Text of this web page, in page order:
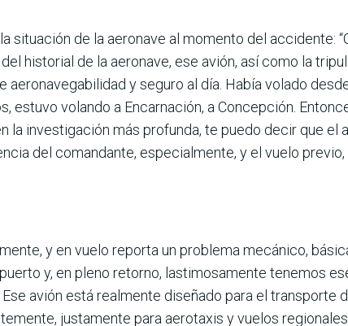
situación de la aeronave al momento del accidente:
historial de la aeronave, ese avión, así como la
y seguro al día. Había volado
estuvo volando a Encarnación, a Concepción.
la investigación más profunda, te puedo decir que el
del comandante, especialmente, y el vuelo
y en vuelo reporta un problema mecánico,
y, en pleno retorno, lastimosamente tenemos
avión está realmente diseñado para el transporte
justamente para aerotaxis y vuelos